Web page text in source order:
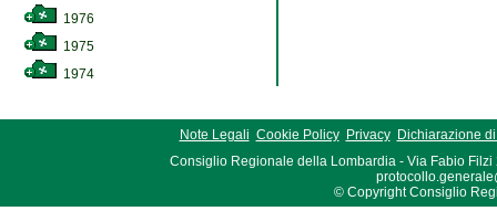
1976
1975
1974
Note Legali Cookie Policy Privacy
Dichiarazione
Consiglio Regionale della Lombardia - Via Fabio Filzi
© Copyright Consiglio